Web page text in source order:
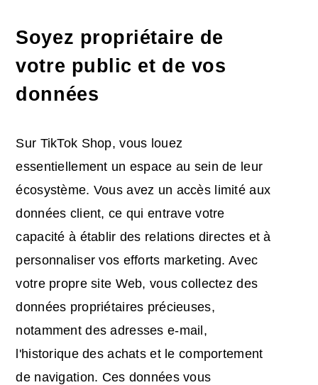
Soyez propriétaire de
votre public et de vos
données
Sur TikTok Shop, vous louez
essentiellement un espace au sein de leur
écosystème. Vous avez un accès limité aux
données client, ce qui entrave votre
capacité à établir des relations directes et à
personnaliser vos efforts marketing. Avec
votre propre site Web, vous collectez des
données propriétaires précieuses,
notamment des adresses e-mail,
l'historique des achats et le comportement
de navigation. Ces données vous